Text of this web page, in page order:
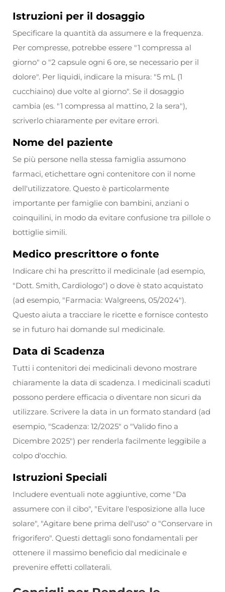
Istruzioni per il dosaggio
Specificare la quantità da assumere e la frequenza.
Per compresse, potrebbe essere "1 compressa al
giorno" o "2 capsule ogni 6 ore, se necessario per il
dolore". Per liquidi, indicare la misura: "5 mL (1
cucchiaino) due volte al giorno". Se il dosaggio
cambia (es. "1 compressa al mattino, 2 la sera"),
scriverlo chiaramente per evitare errori.
Nome del paziente
Se più persone nella stessa famiglia assumono
farmaci, etichettare ogni contenitore con il nome
dell'utilizzatore. Questo è particolarmente
importante per famiglie con bambini, anziani o
coinquilini, in modo da evitare confusione tra pillole o
bottiglie simili.
Medico prescrittore o fonte
Indicare chi ha prescritto il medicinale (ad esempio,
"Dott. Smith, Cardiologo") o dove è stato acquistato
(ad esempio, "Farmacia: Walgreens, 05/2024").
Questo aiuta a tracciare le ricette e fornisce contesto
se in futuro hai domande sul medicinale.
Data di Scadenza
Tutti i contenitori dei medicinali devono mostrare
chiaramente la data di scadenza. I medicinali scaduti
possono perdere efficacia o diventare non sicuri da
utilizzare. Scrivere la data in un formato standard (ad
esempio, "Scadenza: 12/2025" o "Valido fino a
Dicembre 2025") per renderla facilmente leggibile a
colpo d'occhio.
Istruzioni Speciali
Includere eventuali note aggiuntive, come "Da
assumere con il cibo", "Evitare l'esposizione alla luce
solare", "Agitare bene prima dell'uso" o "Conservare in
frigorifero". Questi dettagli sono fondamentali per
ottenere il massimo beneficio dal medicinale e
prevenire effetti collaterali.